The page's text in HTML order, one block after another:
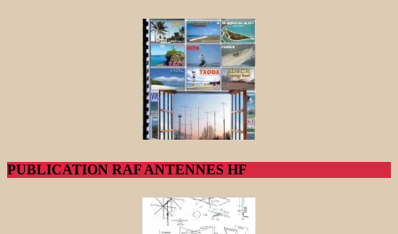
PUBLICATION RAF ANTENNES HF